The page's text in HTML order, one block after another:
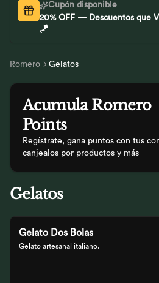
Cupón disponible
20% OFF — Descuentos que
🪁
Romero Gelatos
AcumulaRomero
Points
Regístrate, gana puntos con tus
canjealos por productos y más
Gelatos
Gelato Dos Bolas
Gelato artesanal italiano.